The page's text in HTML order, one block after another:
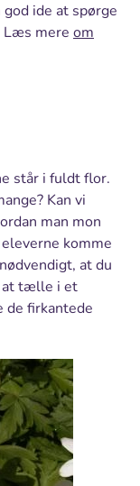
ide at spørge
Læs mere om
står i fuldt flor.
Kan vi
man mon
komme
at du
at tælle i et
de firkantede